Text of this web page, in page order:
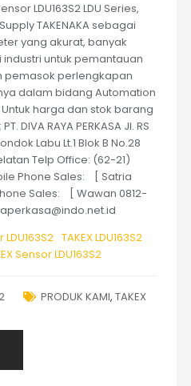
LDU163S2 LDU Series,
TAKENAKA sebagai
yang akurat, banyak
untuk pemantauan
pemasok perlengkapan
dalam bidang Automation
harga dan stok barang
DIVA RAYA PERKASA Jl. RS
Labu Lt.1 Blok B No.28
Telp Office: (62-21)
Phone Sales: [ Satria
Sales: [ Wawan 0812-
TAKEX LDU163S2
Sensor LDU163S2
PRODUK KAMI, TAKEX